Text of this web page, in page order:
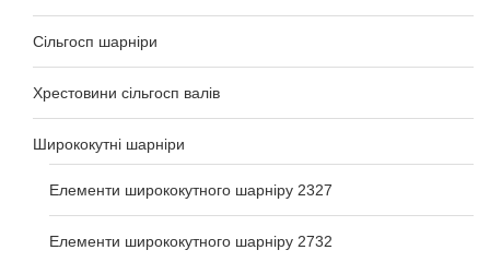
Сільгосп шарніри
Хрестовини сільгосп валів
Ширококутні шарніри
Елементи ширококутного шарніру 2327
Елементи ширококутного шарніру 2732